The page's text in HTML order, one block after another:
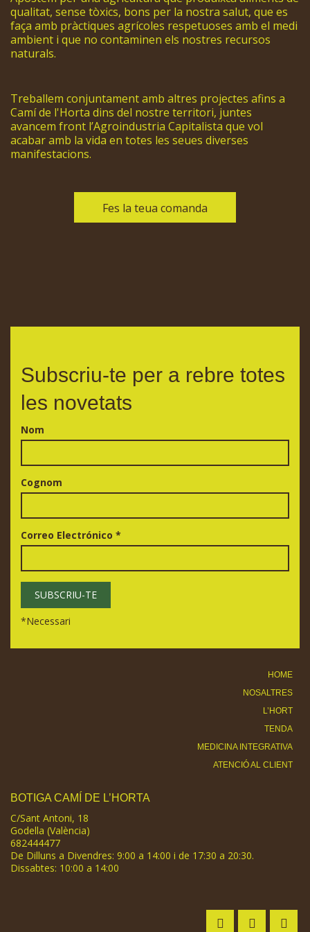
qualitat, sense tòxics, bons per la nostra salut, que es
faça amb pràctiques agrícoles respetuoses amb el medi
ambient i que no contaminen els nostres recursos
naturals.
Treballem conjuntament amb altres projectes afins a
Camí de l'Horta dins del nostre territori, juntes
avancem front l’Agroindustria Capitalista que vol
acabar amb la vida en totes les seues diverses
manifestacions.
Fes la teua comanda
Subscriu-te per a rebre totes
les novetats
Nom
Cognom
Correo Electrónico *
*Necessari
HOME
NOSALTRES
L’HORT
TENDA
MEDICINA INTEGRATIVA
ATENCIÓ AL CLIENT
BOTIGA CAMÍ DE L’HORTA
C/Sant Antoni, 18
Godella (València)
682444477
De Dilluns a Divendres: 9:00 a 14:00 i de 17:30 a 20:30.
Dissabtes: 10:00 a 14:00